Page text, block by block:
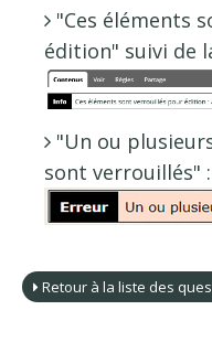
"Ces éléments
édition" suivi de
"Un ou
sont verrouillés" :
Retour à la liste des